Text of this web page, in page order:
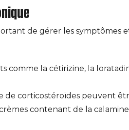
de gérer les
comme la cétirizine, la
de corticostéroïdes peuvent
crèmes contenant de la